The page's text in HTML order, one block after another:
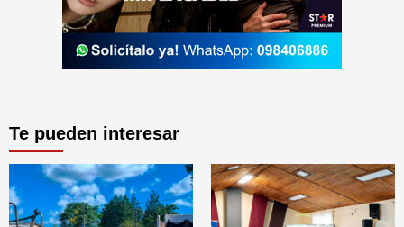
Te pueden interesar